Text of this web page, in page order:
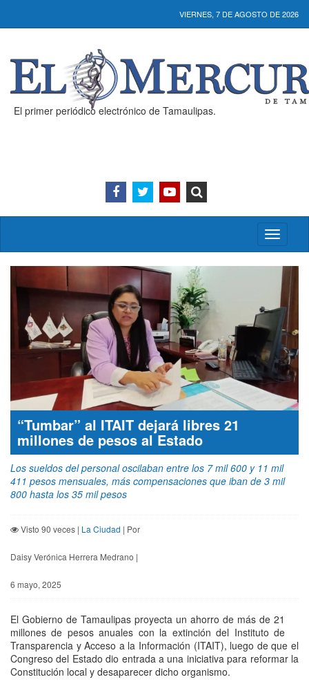
VIERNES, 7 DE AGOSTO DE 2026
El primer periódico electrónico de Tamaulipas.
Activar/
menú
“Tumbar” al ITAIT dejará libres 21
millones de pesos al Estado
Los sueldos del personal oscilaban entre los 7 mil 600 y 11 mil
411 pesos mensuales, más compensaciones que iban de 3 mil
800 hasta los 35 mil pesos
Visto 90 veces | La Ciudad | Por
Daisy Verónica Herrera Medrano |
6 mayo, 2025
El Gobierno de Tamaulipas proyecta un ahorro de más de 21
millones de pesos anuales con la extinción del Instituto de
Transparencia y Acceso a la Información (ITAIT), luego de que el
Congreso del Estado dio entrada a una iniciativa para reformar la
Constitución local y desaparecer dicho organismo.